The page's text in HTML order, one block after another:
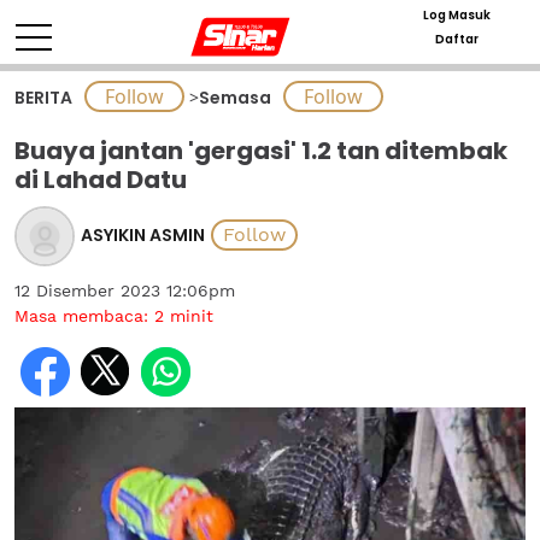
Log Masuk
Daftar
BERITA >Semasa
Buaya jantan 'gergasi' 1.2 tan ditembak
di Lahad Datu
ASYIKIN ASMIN
12 Disember 2023 12:06pm
Masa membaca: 2 minit